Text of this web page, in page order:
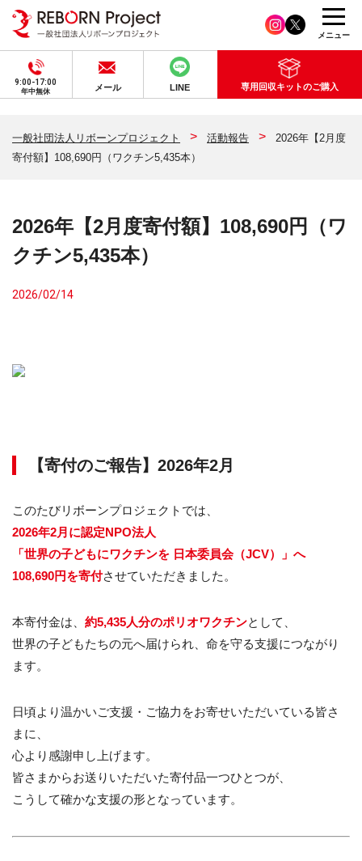
9:00-17:00
年中無休 メール LINE 専用回収キットのご購入
メニュー
一般社団法人リボーンプロジェクト 活動報告
2026年【2月度
寄付額】108,690円（ワクチン5,435本）
2026年【2月度寄付額】108,690円（ワ
クチン5,435本）
2026/02/14
【寄付のご報告】2026年2月
このたびリボーンプロジェクトでは、
2026年2月に認定NPO法人
「世界の子どもにワクチンを 日本委員会（JCV）」へ
108,690円を寄付させていただきました。
本寄付金は、 約5,435人分のポリオワクチンとして、
世界の子どもたちの元へ届けられ、命を守る支援につながり
ます。
日頃より温かいご支援・ご協力をお寄せいただいている皆さ
まに、
心より感謝申し上げます。
皆さまからお送りいただいた寄付品一つひとつが、
こうして確かな支援の形となっています。